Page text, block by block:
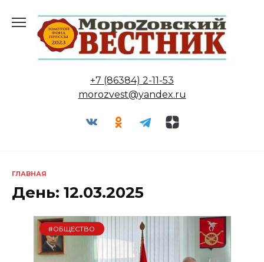
содержанию
+7 (86384) 2-11-53
morozvest@yandex.ru
ГЛАВНАЯ
День: 12.03.2025
#ОБЩЕСТВО